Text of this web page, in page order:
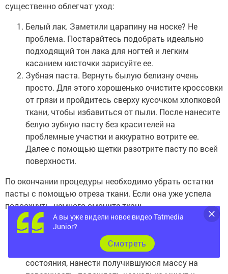
существенно облегчат уход:
Белый лак. Заметили царапину на носке? Не
проблема. Постарайтесь подобрать идеально
подходящий тон лака для ногтей и легким
касанием кисточки зарисуйте ее.
Зубная паста. Вернуть былую белизну очень
просто. Для этого хорошенько очистите кроссовки
от грязи и пройдитесь сверху кусочком хлопковой
ткани, чтобы избавиться от пыли. После нанесите
белую зубную пасту без красителей на
проблемные участки и аккуратно вотрите ее.
Далее с помощью щетки разотрите пасту по всей
поверхности.
По окончании процедуры необходимо убрать остатки
пасты с помощью отреза ткани. Если она уже успела
подсохнуть, немного смочите ткань.
Крахмал. Этот рецепт отлично подходит для
кожаной спортивной обуви. Крахмал необходимо
смешать с молоком до кашицеобразного
состояния, нанести получившуюся массу на
А вы уже видели новое видео Tatmedia
Junior?
Cмотреть